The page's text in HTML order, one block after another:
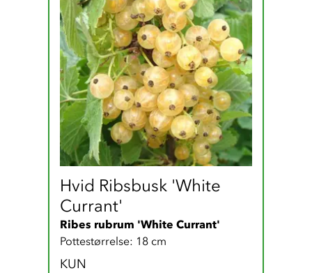
Hvid Ribsbusk 'White
Currant'
Ribes rubrum 'White Currant'
Pottestørrelse: 18 cm
KUN